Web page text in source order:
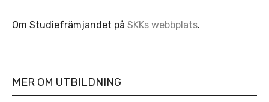
Om Studiefrämjandet på SKKs webbplats.
MER OM UTBILDNING